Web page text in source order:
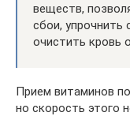
веществ,
сбои, упрочнить
очистить кровь
Прием витаминов
но скорость этого